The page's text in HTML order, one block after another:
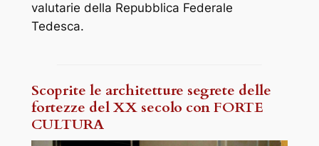
valutarie della Repubblica Federale
Tedesca.
Scoprite le architetture segrete delle
fortezze del XX secolo con FORTE
CULTURA